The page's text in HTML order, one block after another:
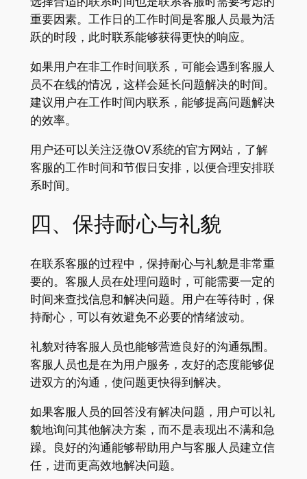
重要因素。工作日的工作时间是客服人员最为活
跃的时段，此时联系能够获得更快的响应。
如果用户在非工作时间联系，可能会遇到客服人
员不在线的情况，这样会延长问题解决的时间。
建议用户在工作时间内联系，能够提高问题解决
的效率。
用户还可以关注泛微OV系统的官方网站，了解
客服的工作时间和节假日安排，以便合理安排联
系时间。
四、保持耐心与礼貌
在联系客服的过程中，保持耐心与礼貌是非常重
要的。客服人员在处理问题时，可能需要一定的
时间来查找信息和解决问题。用户在等待时，保
持耐心，可以有效避免不必要的情绪波动。
礼貌对待客服人员也能够营造良好的沟通氛围。
客服人员也是在为用户服务，友好的态度能够促
进双方的沟通，使问题更快得到解决。
如果客服人员的回答没有解决问题，用户可以礼
貌地询问其他解决方案，而不是表现出不满和急
躁。良好的沟通能够帮助用户与客服人员建立信
任，进而更高效地解决问题。